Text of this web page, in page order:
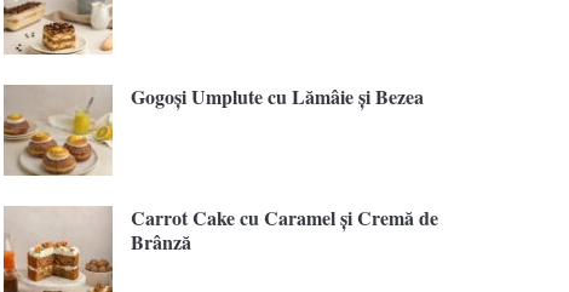
Gogoși Umplute cu Lămâie și Bezea
Carrot Cake cu Caramel și Cremă de
Brânză